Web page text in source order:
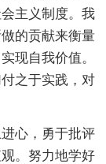
主义制度。我
的贡献来衡量
现自我价值。
之于实践，对
心，勇于批评
。努力地学好